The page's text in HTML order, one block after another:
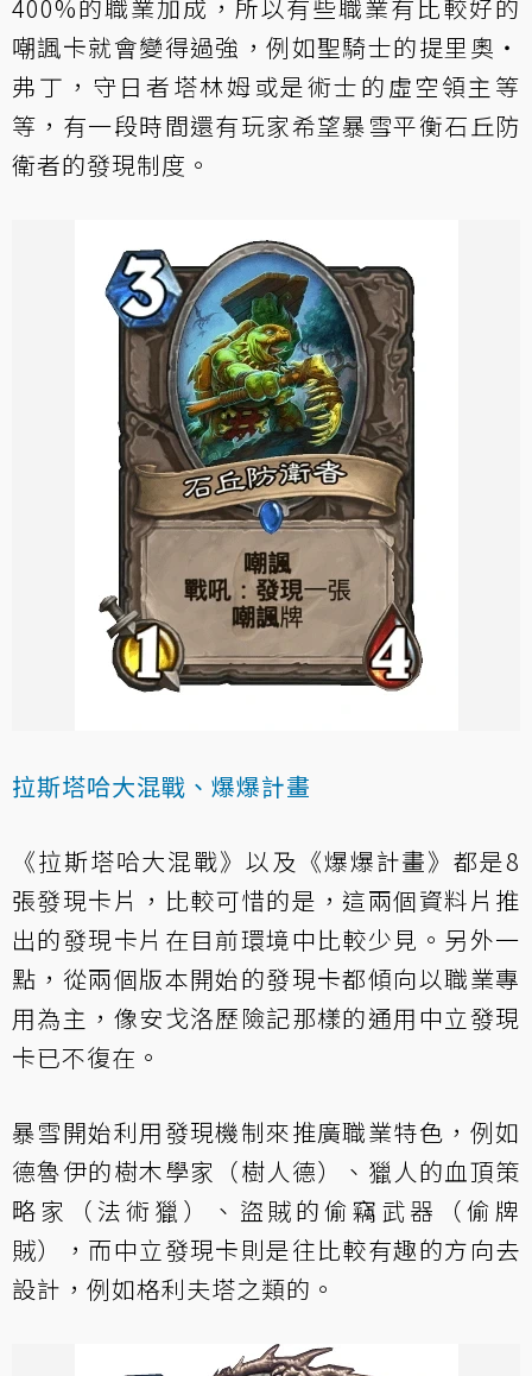
400%的職業加成，所以有些職業有比較好的
嘲諷卡就會變得過強，例如聖騎士的提里奧‧
弗丁，守日者塔林姆或是術士的虛空領主等
等，有一段時間還有玩家希望暴雪平衡石丘防
衛者的發現制度。
拉斯塔哈大混戰、爆爆計畫
《拉斯塔哈大混戰》以及《爆爆計畫》都是8
張發現卡片，比較可惜的是，這兩個資料片推
出的發現卡片在目前環境中比較少見。另外一
點，從兩個版本開始的發現卡都傾向以職業專
用為主，像安戈洛歷險記那樣的通用中立發現
卡已不復在。
暴雪開始利用發現機制來推廣職業特色，例如
德魯伊的樹木學家（樹人德）、獵人的血頂策
略家（法術獵）、盜賊的偷竊武器（偷牌
賊），而中立發現卡則是往比較有趣的方向去
設計，例如格利夫塔之類的。